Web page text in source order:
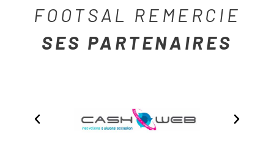
FOOTSAL REMERCIE
SES PARTENAIRES